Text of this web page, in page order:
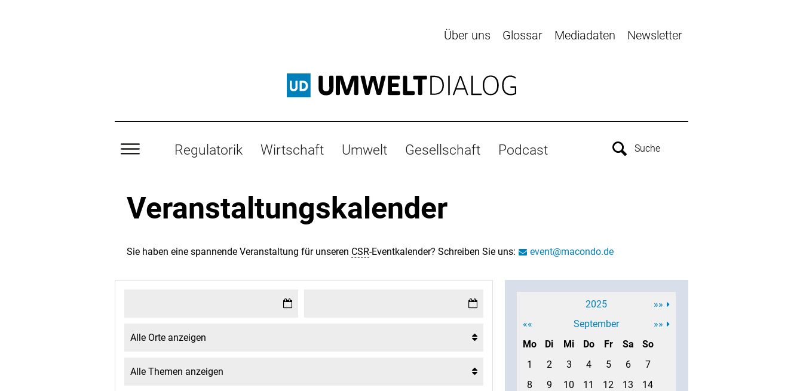
Über uns Glossar Mediadaten Newsletter
Regulatorik Wirtschaft Umwelt Gesellschaft Podcast
Veranstaltungskalender
Sie haben eine spannende Veranstaltung für unseren CSR-Eventkalender? Schreiben Sie uns: event@macondo.de
2025
»»
««
September
»»
Mo
Di Mi Do Fr Sa
So
1
2 3 4 5 6
7
8
9 10 11 12 13
14